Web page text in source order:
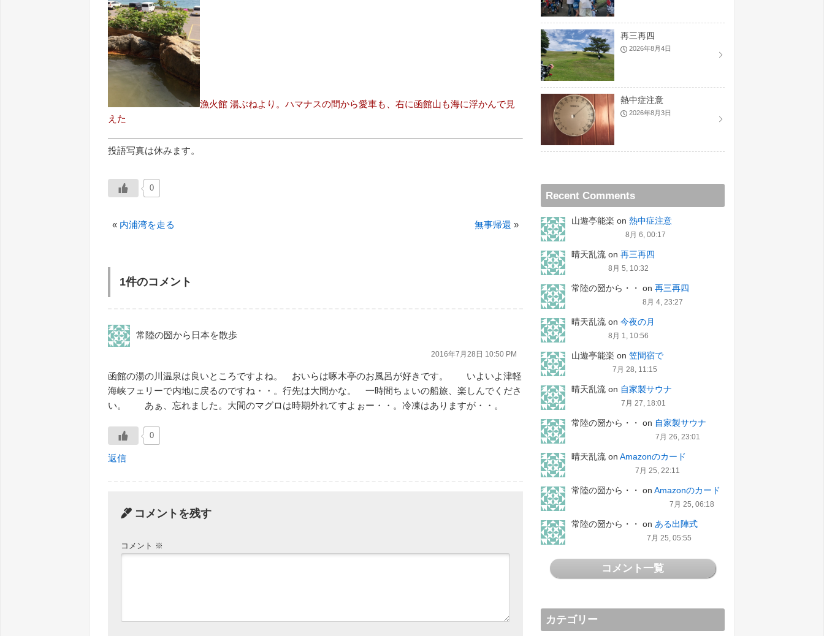
漁火館 湯ぶねより。ハマナスの間から愛車も、右に函館山も海に浮かんで見
えた
投語写真は休みます。
0
« 内浦湾を走る 無事帰還 »
1件のコメント
常陸の圀から日本を散歩
2016年7月28日 10:50 PM
函館の湯の川温泉は良いところですよね。 おいらは啄木亭のお風呂が好きです。 いよいよ津軽
海峡フェリーで内地に戻るのですね・・。行先は大間かな。 一時間ちょいの船旅、楽しんでくださ
い。 あぁ、忘れました。大間のマグロは時期外れてすよぉー・・。冷凍はありますが・・。
0
返信
コメントを残す
コメント ※
再三再四
2026年8月4日
熱中症注意
2026年8月3日
Recent Comments
山遊亭能楽 on 熱中症注意
8月 6, 00:17
晴天乱流 on 再三再四
8月 5, 10:32
常陸の圀から・・ on 再三再四
8月 4, 23:27
晴天乱流 on 今夜の月
8月 1, 10:56
山遊亭能楽 on 笠間宿で
7月 28, 11:15
晴天乱流 on 自家製サウナ
7月 27, 18:01
常陸の圀から・・ on 自家製サウナ
7月 26, 23:01
晴天乱流 on Amazonのカード
7月 25, 22:11
常陸の圀から・・ on Amazonのカード
7月 25, 06:18
常陸の圀から・・ on ある出陣式
7月 25, 05:55
コメント一覧
カテゴリー